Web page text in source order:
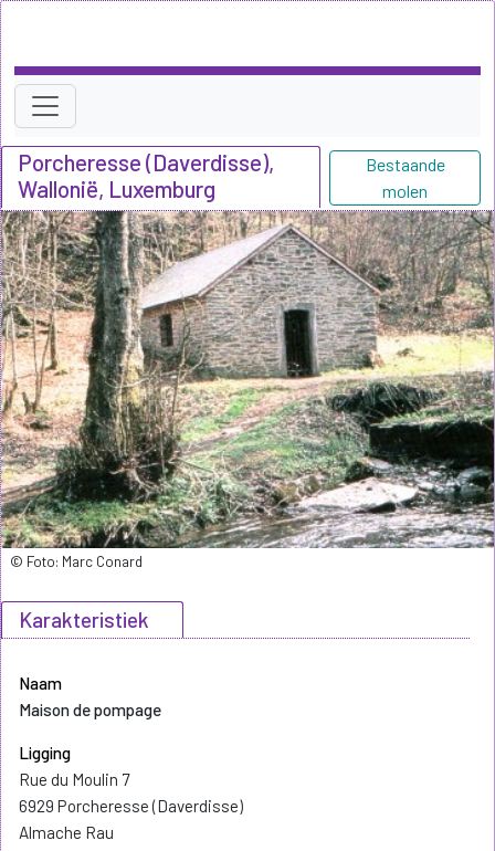
Porcheresse (Daverdisse),
Wallonië, Luxemburg
Bestaande
molen
Karakteristiek
Naam
Maison de pompage
Ligging
Rue du Moulin 7
6929 Porcheresse (Daverdisse)
Almache Rau
© Foto: Marc Conard